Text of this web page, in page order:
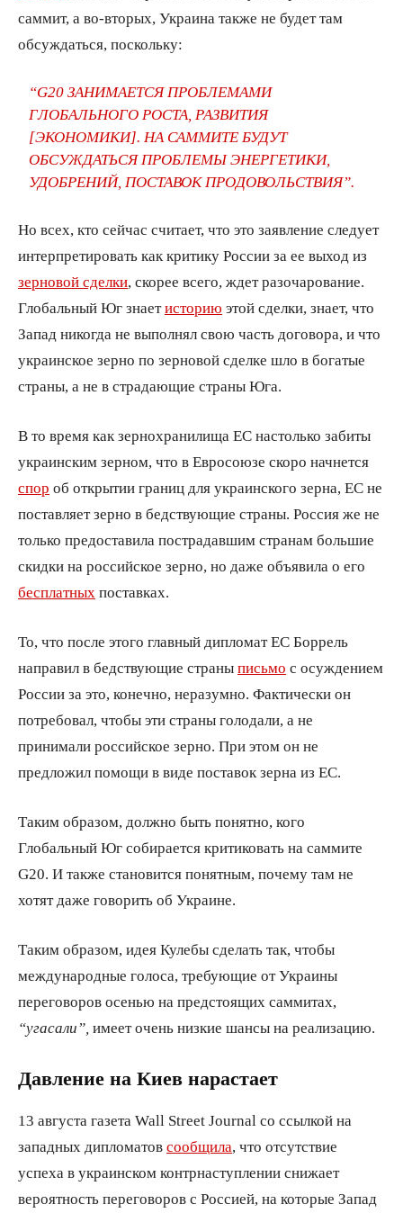
саммит, а во-вторых, Украина также не будет там
обсуждаться, поскольку:
“G20 ЗАНИМАЕТСЯ ПРОБЛЕМАМИ
ГЛОБАЛЬНОГО РОСТА, РАЗВИТИЯ
[ЭКОНОМИКИ]. НА САММИТЕ БУДУТ
ОБСУЖДАТЬСЯ ПРОБЛЕМЫ ЭНЕРГЕТИКИ,
УДОБРЕНИЙ, ПОСТАВОК ПРОДОВОЛЬСТВИЯ”.
Но всех, кто сейчас считает, что это заявление следует
интерпретировать как критику России за ее выход из
зерновой сделки , скорее всего, ждет разочарование.
Глобальный Юг знаетисторию этой сделки, знает, что
Запад никогда не выполнял свою часть договора, и что
украинское зерно по зерновой сделке шло в богатые
страны, а не в страдающие страны Юга.
В то время как зернохранилища ЕС настолько забиты
украинским зерном, что в Евросоюзе скоро начнется
спор об открытии границ для украинского зерна, ЕС не
поставляет зерно в бедствующие страны. Россия же не
только предоставила пострадавшим странам большие
скидки на российское зерно, но даже объявила о его
бесплатных поставках.
То, что после этого главный дипломат ЕС Боррель
направил в бедствующие страны письмо с осуждением
России за это, конечно, неразумно. Фактически он
потребовал, чтобы эти страны голодали, а не
принимали российское зерно. При этом он не
предложил помощи в виде поставок зерна из ЕС.
Таким образом, должно быть понятно, кого
Глобальный Юг собирается критиковать на саммите
G20. И также становится понятным, почему там не
хотят даже говорить об Украине.
Таким образом, идея Кулебы сделать так, чтобы
международные голоса, требующие от Украины
переговоров осенью на предстоящих саммитах,
“угасали”, имеет очень низкие шансы на реализацию.
Давление на Киев нарастает
13 августа газета Wall Street Journal со ссылкой на
западных дипломатов сообщила , что отсутствие
успеха в украинском контрнаступлении снижает
вероятность переговоров с Россией, на которые Запад